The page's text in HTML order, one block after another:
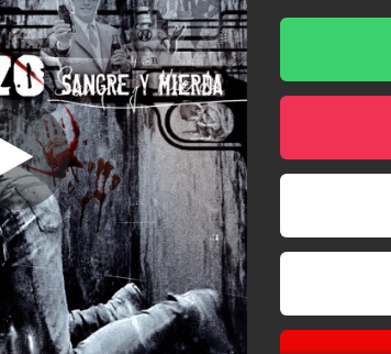
¡Esto Es Vida!
Treinta Y Tres
El Caos Perfecto
Un Poco De Respeto
No Love
Guerra Social
Hasta Aquí Hemos Llegao
Dos Sabores